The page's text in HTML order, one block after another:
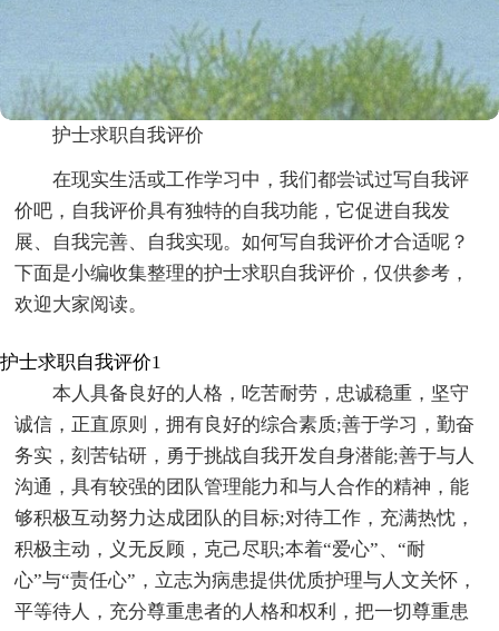
护士求职自我评价
在现实生活或工作学习中，我们都尝试过写自我评
价吧，自我评价具有独特的自我功能，它促进自我发
展、自我完善、自我实现。如何写自我评价才合适呢？
下面是小编收集整理的护士求职自我评价，仅供参考，
欢迎大家阅读。
护士求职自我评价1
本人具备良好的人格，吃苦耐劳，忠诚稳重，坚守
诚信，正直原则，拥有良好的综合素质;善于学习，勤奋
务实，刻苦钻研，勇于挑战自我开发自身潜能;善于与人
沟通，具有较强的团队管理能力和与人合作的精神，能
够积极互动努力达成团队的目标;对待工作，充满热忱，
积极主动，义无反顾，克己尽职;本着“爱心”、“耐
心”与“责任心”，立志为病患提供优质护理与人文关怀，
平等待人，充分尊重患者的人格和权利，把一切尊重患